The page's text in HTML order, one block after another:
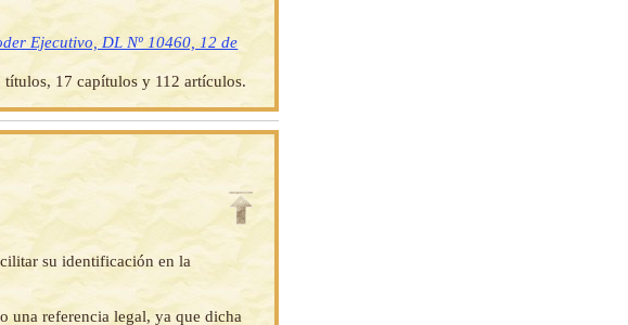
Ejecutivo, DL Nº 10460, 12 de
17 capítulos y 112 artículos.
su identificación en la
una referencia legal, ya que dicha